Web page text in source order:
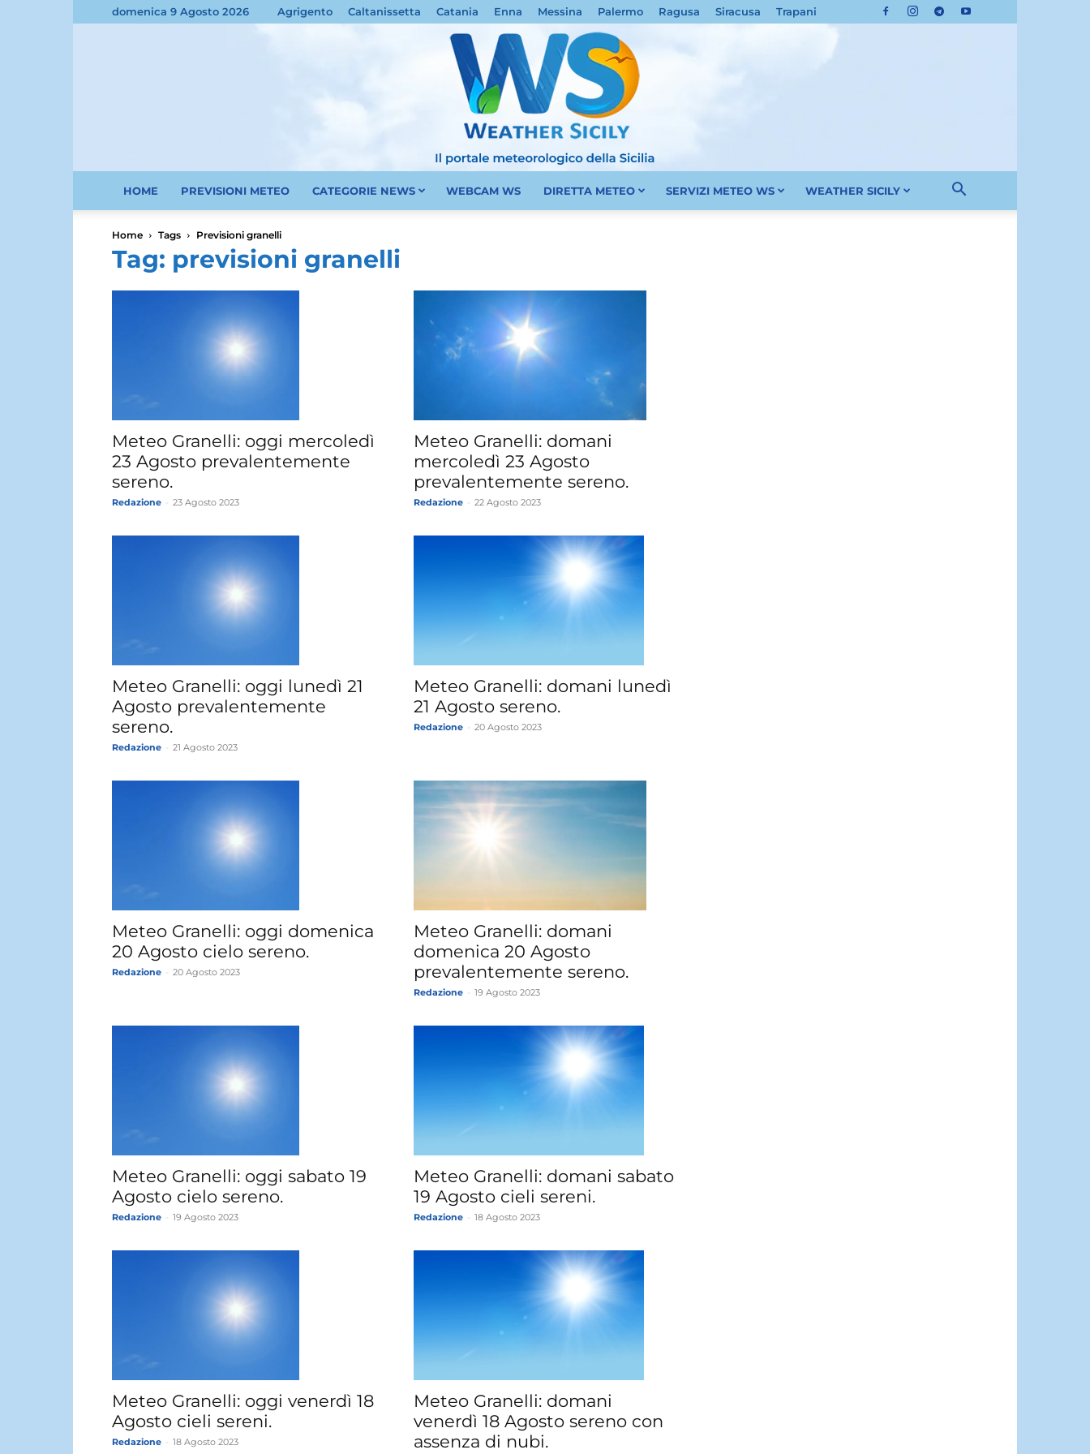
domenica 9 Agosto 2026 Agrigento Caltanissetta Catania Enna Messina Palermo Ragusa Siracusa Trapani
Sicilia
Weather
HOME PREVISIONI METEO CATEGORIE NEWS WEBCAM WS DIRETTA METEO SERVIZI METEO WS WEATHER SICILY
Home Tags Previsioni granelli
Tag: previsioni granelli
Meteo Granelli: oggi mercoledì
23 Agosto prevalentemente
sereno.
Redazione 23 Agosto 2023
Meteo Granelli: domani
mercoledì 23 Agosto
prevalentemente sereno.
Redazione 22 Agosto 2023
Meteo Granelli: oggi lunedì 21
Agosto prevalentemente
sereno.
Redazione 21 Agosto 2023
Meteo Granelli: domani lunedì
21 Agosto sereno.
Redazione 20 Agosto 2023
Meteo Granelli: oggi domenica
20 Agosto cielo sereno.
Redazione 20 Agosto 2023
Meteo Granelli: domani
domenica 20 Agosto
prevalentemente sereno.
Redazione 19 Agosto 2023
Meteo Granelli: oggi sabato 19
Agosto cielo sereno.
Redazione 19 Agosto 2023
Meteo Granelli: domani sabato
19 Agosto cieli sereni.
Redazione 18 Agosto 2023
Meteo Granelli: oggi venerdì 18
Agosto cieli sereni.
Redazione 18 Agosto 2023
Meteo Granelli: domani
venerdì 18 Agosto sereno con
assenza di nubi.